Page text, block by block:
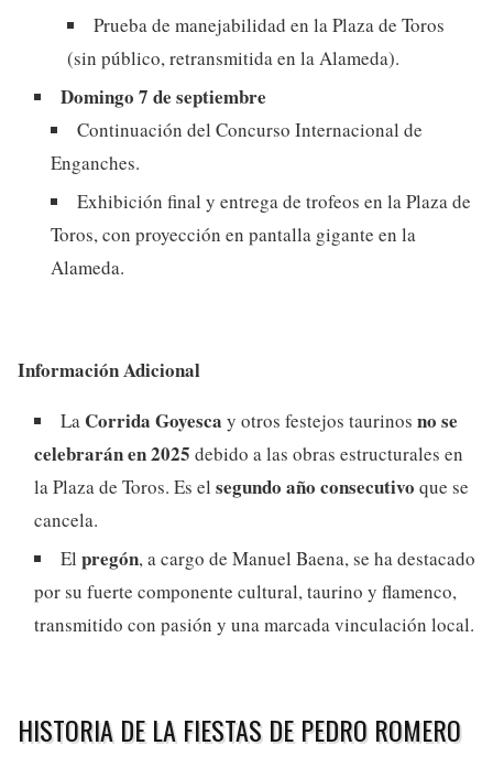
Prueba de manejabilidad en la Plaza de Toros
(sin público, retransmitida en la Alameda).
Domingo 7 de septiembre
Continuación del Concurso Internacional de
Enganches.
Exhibición final y entrega de trofeos en la Plaza de
Toros, con proyección en pantalla gigante en la
Alameda.
Información Adicional
La Corrida Goyesca y otros festejos taurinos no se
celebrarán en 2025 debido a las obras estructurales en
la Plaza de Toros. Es el segundo año consecutivo que se
cancela.
El pregón, a cargo de Manuel Baena, se ha destacado
por su fuerte componente cultural, taurino y flamenco,
transmitido con pasión y una marcada vinculación local.
HISTORIA DE LA FIESTAS DE PEDRO ROMERO